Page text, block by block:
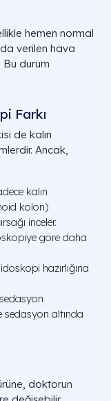
hemen normal
verilen hava
Bu durum
Farkı
de kalın
Ancak,
kalın
kolon)
inceler.
göre daha
hazırlığına
sedasyon altında
doktorun